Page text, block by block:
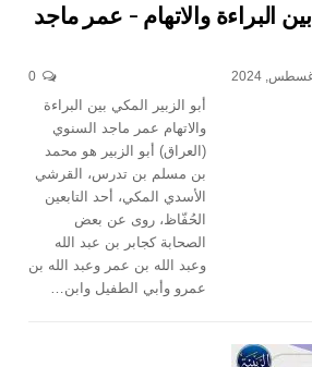
البراءة والاتهام – عمر ماجد
أبو الزبير المكي بين البراءة
والاتهام عمر ماجد السنوي
(العراق) أبو الزبير هو محمد
بن مسلم بن تدرس، القرشي
الأسدي المكي، أحد التابعين
الحُفّاظ، روى عن بعض
الصحابة كجابر بن عبد الله
وعبد الله بن عمر وعبد الله بن
عمرو وأبي الطفيل وابن…